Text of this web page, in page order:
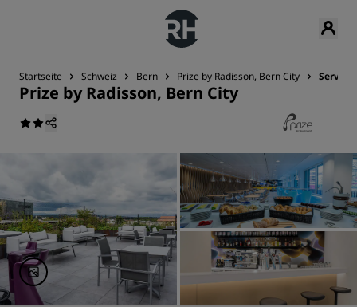
Startseite Schweiz Bern Prize by Radisson, Bern City Services
Prize by Radisson, Bern City